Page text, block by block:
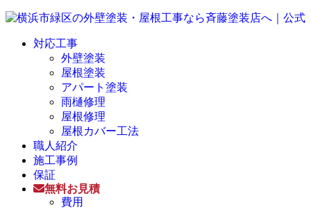
対応工事
外壁塗装
屋根塗装
アパート塗装
雨樋修理
屋根修理
屋根カバー工法
職人紹介
施工事例
保証
無料お見積
費用